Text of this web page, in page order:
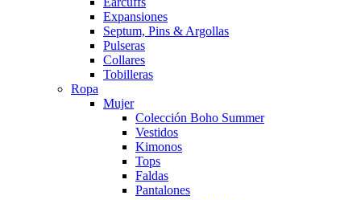
Expansiones
Septum, Pins & Argollas
Pulseras
Collares
Tobilleras
Ropa
Mujer
Colección Boho Summer
Vestidos
Kimonos
Tops
Faldas
Pantalones